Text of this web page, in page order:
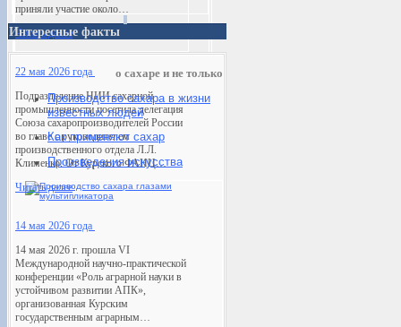
приняли участие около…
Читать далее
22 мая 2026 года
Подразделение НИИ сахарной
промышленности посетила делегация
Союза сахаропроизводителей России
во главе с руководителем
производственного отдела Л.Л.
Клименко. От Курского ФАНЦ…
Читать далее
14 мая 2026 года
14 мая 2026 г. прошла VI
Международной научно-практической
конференции «Роль аграрной науки в
устойчивом развитии АПК»,
организованная Курским
государственным аграрным…
Интересные факты
о сахаре и не только
Производство сахара в жизни
известных людей
Как применяют сахар
Произведения искусства